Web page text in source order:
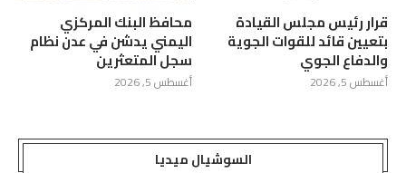
قرار رئيس مجلس القيادة
بتعيين قائد للقوات الجوية
والدفاع الجوي
أغسطس 5, 2026
محافظ البنك المركزي
اليمني يدشن في عدن نظام
سجل المتعثرين
أغسطس 5, 2026
السوشيال ميديا